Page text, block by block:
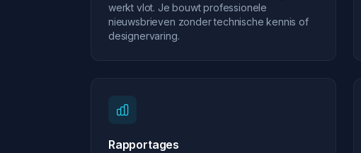
werkt vlot. Je bouwt professionele
nieuwsbrieven zonder technische kennis of
designervaring.
Rapportages